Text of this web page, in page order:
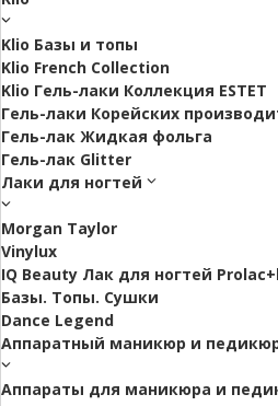
Klio Базы и топы
Klio French Collection
Klio Гель-лаки Коллекция ESTET
Гель-лаки Корейских
Гель-лак Жидкая фольга
Гель-лак Glitter
Лаки для ногтей
Morgan Taylor
Vinylux
IQ Beauty Лак для ногтей
Базы. Топы. Сушки
Dance Legend
Аппаратный маникюр и
Аппараты для маникюра и